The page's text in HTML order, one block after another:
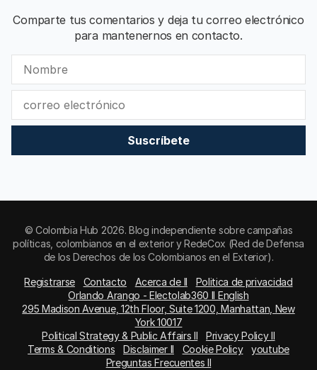
Comparte tus comentarios y deja tu correo electrónico
para mantenernos en contacto.
Suscríbete
© Colombia Hub 2026. Blog independiente sobre campañas
políticas, colombianos en el exterior y RedeCox (Red de Defensa
de los Derechos de los Colombianos en el Exterior).
Registrarse Contacto Acerca de II
Politica de privacidad
Orlando Arango - Electolab360 II English
295 Madison Avenue, 12th Floor, Suite 1200, Manhattan, New
York 10017
Political Strategy & Public Affairs II
Privacy Policy II
Terms & Conditions
Disclaimer II Cookie Policy
youtube
Preguntas Frecuentes II